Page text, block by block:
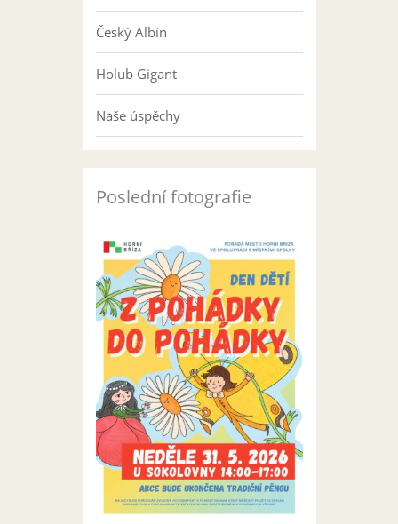
Český Albín
Holub Gigant
Naše úspěchy
Poslední fotografie